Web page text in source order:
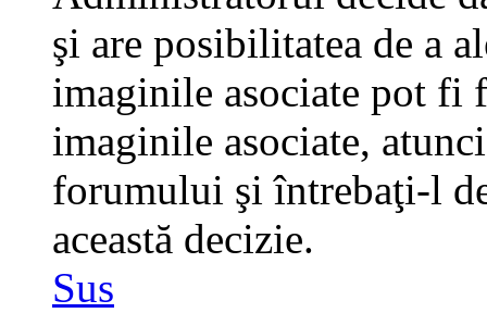
şi are posibilitatea de a
imaginile asociate pot fi
imaginile asociate,
forumului şi întrebaţi-l
această decizie.
Sus